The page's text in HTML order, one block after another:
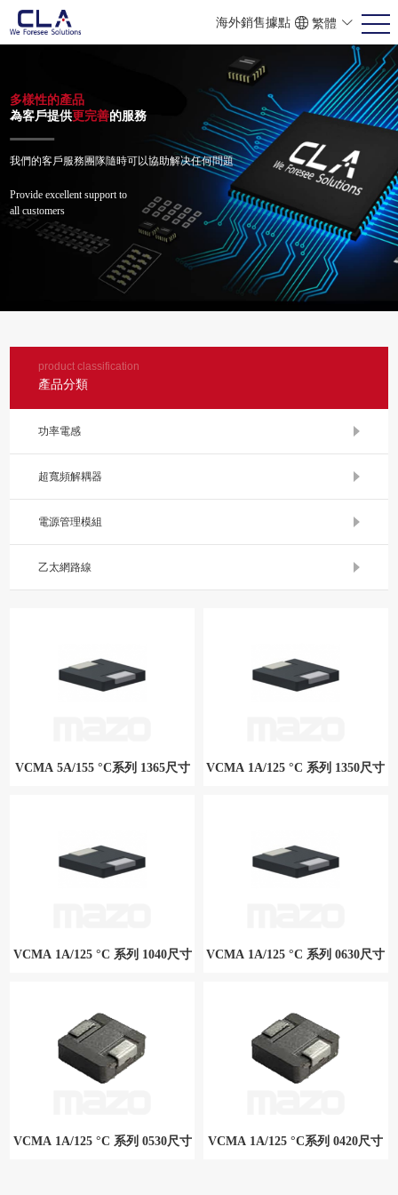
海外銷售據點 繁體
简体
ENG
POR
多樣性的產品
為客戶提供更完善的服務
我們的客戶服務團隊隨時可以協助解决任何問題
Provide excellent support to
all customers
product classification
產品分類
功率電感
超寬頻解耦器
電源管理模組
乙太網路線
VCMA 5A/155 °C系列 1365尺寸
VCMA 5A/155 °C系列 1365尺寸
VCMA 1A/125 °C 系列 1350尺寸
VCMA 1A/125 °C 系列 1350尺寸
VCMA 1A/125 °C 系列 1040尺寸
VCMA 1A/125 °C 系列 1040尺寸
VCMA 1A/125 °C 系列 0630尺寸
VCMA 1A/125 °C 系列 0630尺寸
VCMA 1A/125 °C 系列 0530尺寸 VCMA 1A/125 °C系列 0420尺寸